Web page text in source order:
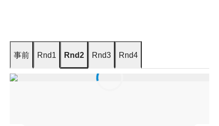
事前 Rnd1 Rnd2 Rnd3 Rnd4